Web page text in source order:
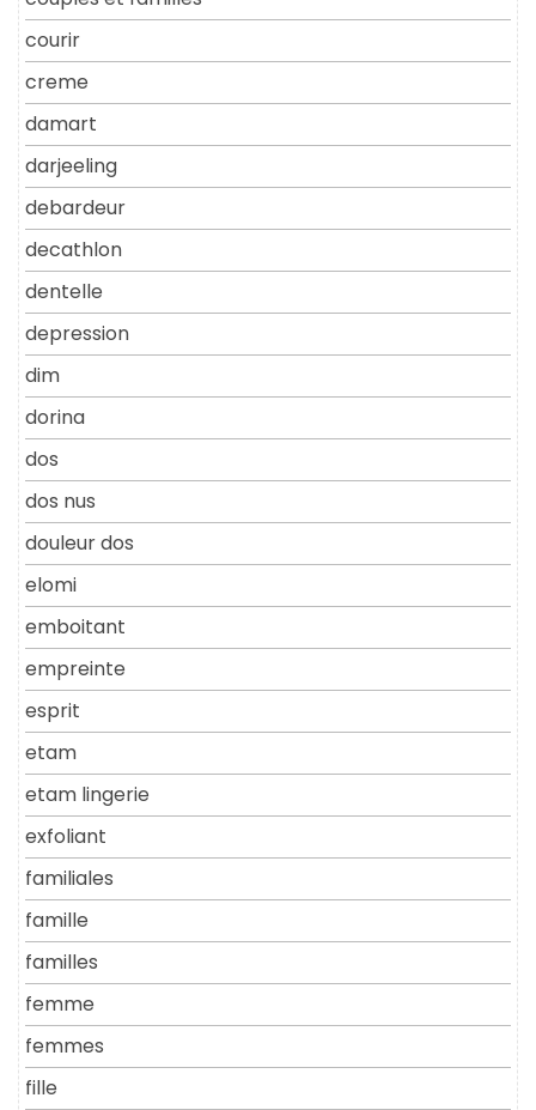
courir
creme
damart
darjeeling
debardeur
decathlon
dentelle
depression
dim
dorina
dos
dos nus
douleur dos
elomi
emboitant
empreinte
esprit
etam
etam lingerie
exfoliant
familiales
famille
familles
femme
femmes
fille